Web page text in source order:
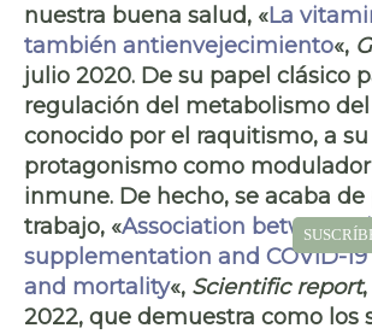
nuestra buena salud, «La
también antienvejecimiento«,
julio 2020. De su papel clásico
regulación del metabolismo
conocido por el raquitismo, a su
protagonismo como
inmune. De hecho, se acaba
trabajo, «Association between
supplementation and COVID-
and mortality«, Scientific report
2022, que demuestra como los